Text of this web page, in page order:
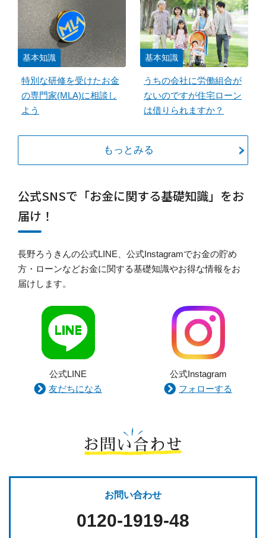
基本知識
特別な研修を受けたお金
の専門家(MLA)に相談し
よう
基本知識
うちの会社に労働組合が
ないのですが住宅ローン
は借りられますか？
もっとみる
公式SNSで「お金に関する基礎知識」をお
届け！
長野ろうきんの公式LINE、公式Instagramでお金の貯め
方・ローンなどお金に関する基礎知識やお得な情報をお
届けします。
公式LINE
友だちになる
公式Instagram
フォローする
お問い合わせ
お問い合わせ
0120-1919-48